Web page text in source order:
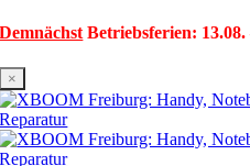
Zum
springen
Demnächst Betriebsferien: 13.08.
×